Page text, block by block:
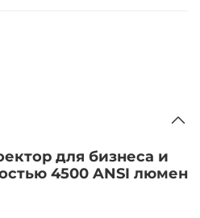
для бизнеса и
4500 ANSI люмен